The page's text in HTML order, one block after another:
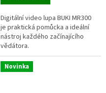
Digitální video lupa BUKI MR300
je praktická pomůcka a ideální
nástroj každého začínajícího
vědátora.
Novinka